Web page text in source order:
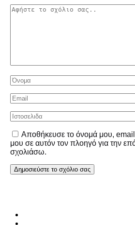
Αποθήκευσε το όνομά μου, email,
μου σε αυτόν τον πλοηγό για την
σχολιάσω.